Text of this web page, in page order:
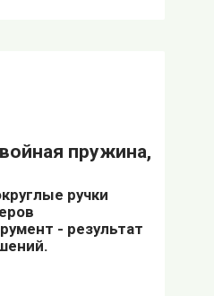
пружина,
ручки
- результат